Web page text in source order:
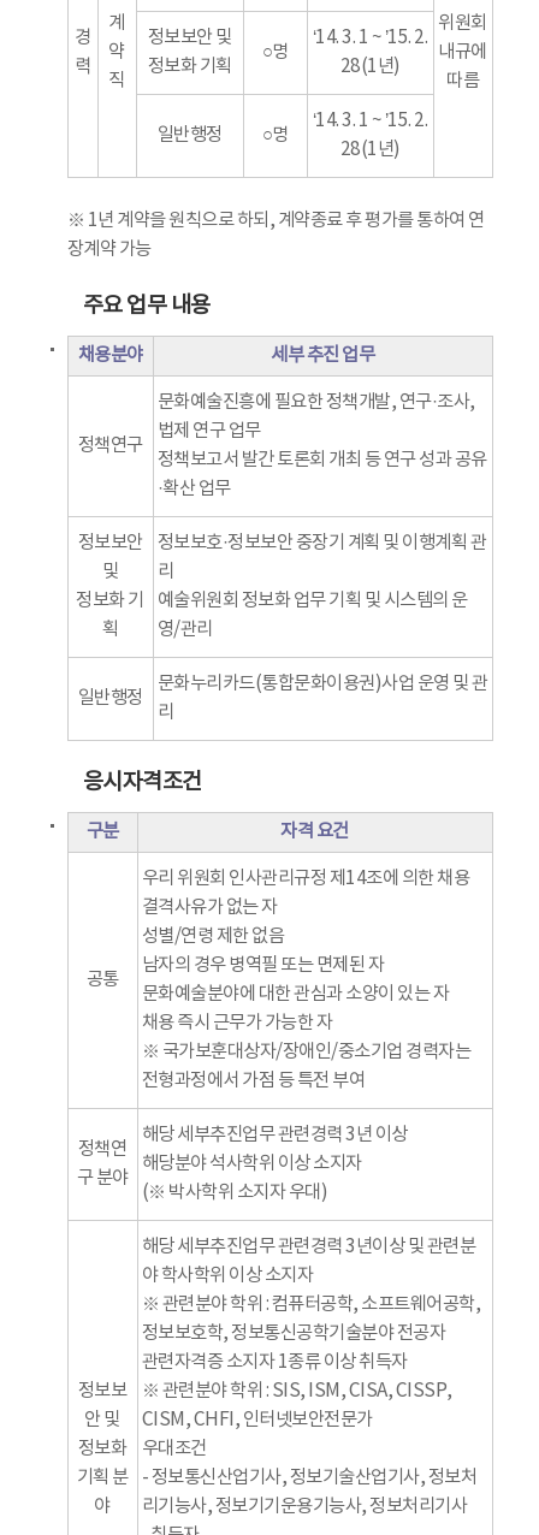
경
력
계
약
직
위원회
내규에
따름
정보보안 및
정보화 기획
○명
‘14. 3. 1 ~ ’15. 2.
28(1년)
일반행정 ○명
‘14. 3. 1 ~ ’15. 2.
28(1년)
※ 1년 계약을 원칙으로 하되, 계약종료 후 평가를 통하여 연
장계약 가능
주요 업무 내용
채용분야 세부 추진 업무
정책연구
문화예술진흥에 필요한 정책개발, 연구·조사,
법제 연구 업무
정책보고서 발간 토론회 개최 등 연구 성과 공유
·확산 업무
정보보안
및
정보화 기
획
정보보호·정보보안 중장기 계획 및 이행계획 관
리
예술위원회 정보화 업무 기획 및 시스템의 운
영/관리
일반행정
문화누리카드(통합문화이용권)사업 운영 및 관
리
응시자격조건
구분 자격 요건
공통
우리 위원회 인사관리규정 제14조에 의한 채용
결격사유가 없는 자
성별/연령 제한 없음
남자의 경우 병역필 또는 면제된 자
문화예술분야에 대한 관심과 소양이 있는 자
채용 즉시 근무가 가능한 자
※ 국가보훈대상자/장애인/중소기업 경력자는
전형과정에서 가점 등 특전 부여
정책연
구 분야
해당 세부추진업무 관련경력 3년 이상
해당분야 석사학위 이상 소지자
(※ 박사학위 소지자 우대)
정보보
안 및
정보화
기획 분
야
해당 세부추진업무 관련경력 3년이상 및 관련분
야 학사학위 이상 소지자
※ 관련분야 학위 : 컴퓨터공학, 소프트웨어공학,
정보보호학, 정보통신공학기술분야 전공자
관련자격증 소지자 1종류 이상 취득자
※ 관련분야 학위 : SIS, ISM, CISA, CISSP,
CISM, CHFI, 인터넷보안전문가
우대조건
- 정보통신산업기사, 정보기술산업기사, 정보처
리기능사, 정보기기운용기능사, 정보처리기사